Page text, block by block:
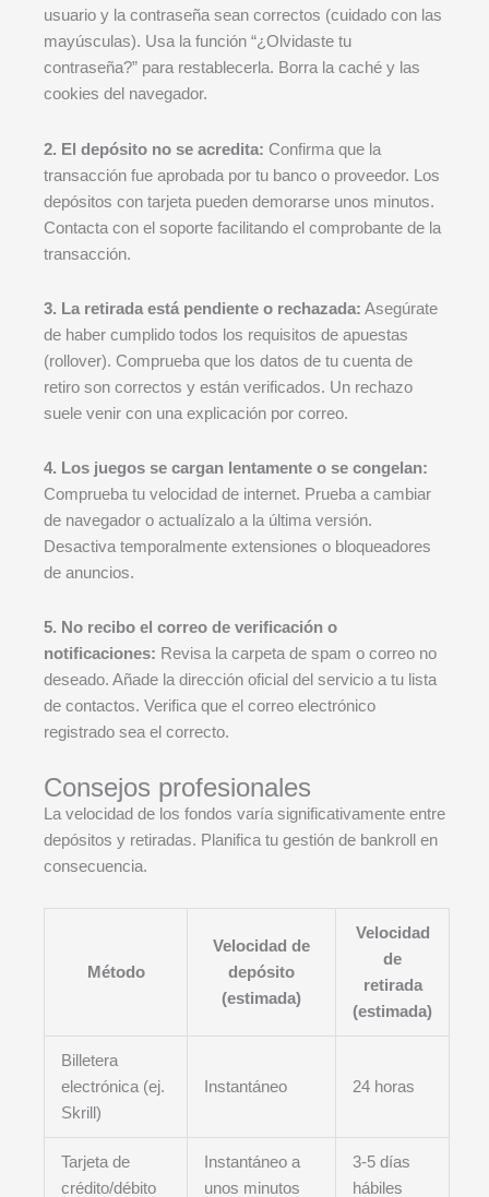
usuario y la contraseña sean correctos (cuidado con las
mayúsculas). Usa la función “¿Olvidaste tu
contraseña?” para restablecerla. Borra la caché y las
cookies del navegador.
2. El depósito no se acredita: Confirma que la
transacción fue aprobada por tu banco o proveedor. Los
depósitos con tarjeta pueden demorarse unos minutos.
Contacta con el soporte facilitando el comprobante de la
transacción.
3. La retirada está pendiente o rechazada: Asegúrate
de haber cumplido todos los requisitos de apuestas
(rollover). Comprueba que los datos de tu cuenta de
retiro son correctos y están verificados. Un rechazo
suele venir con una explicación por correo.
4. Los juegos se cargan lentamente o se congelan:
Comprueba tu velocidad de internet. Prueba a cambiar
de navegador o actualízalo a la última versión.
Desactiva temporalmente extensiones o bloqueadores
de anuncios.
5. No recibo el correo de verificación o
notificaciones: Revisa la carpeta de spam o correo no
deseado. Añade la dirección oficial del servicio a tu lista
de contactos. Verifica que el correo electrónico
registrado sea el correcto.
Consejos profesionales
La velocidad de los fondos varía significativamente entre
depósitos y retiradas. Planifica tu gestión de bankroll en
consecuencia.
Método
Velocidad de
depósito
(estimada)
Velocidad
de
retirada
(estimada)
Billetera
electrónica (ej.
Skrill)
Instantáneo 24 horas
Tarjeta de
crédito/débito
Instantáneo a
unos minutos
3-5 días
hábiles